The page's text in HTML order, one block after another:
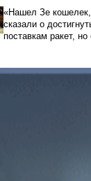
«Нашел Зе кошелек,
сказали о
поставкам ракет,